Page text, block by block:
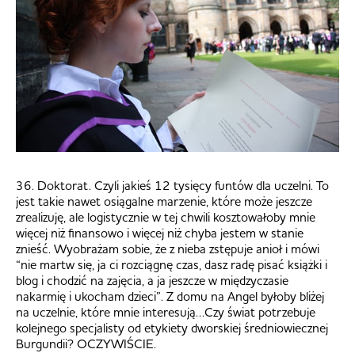
36. Doktorat. Czyli jakieś 12 tysięcy funtów dla uczelni. To
jest takie nawet osiągalne marzenie, które może jeszcze
zrealizuję, ale logistycznie w tej chwili kosztowałoby mnie
więcej niż finansowo i więcej niż chyba jestem w stanie
znieść. Wyobrażam sobie, że z nieba zstępuje anioł i mówi
“nie martw się, ja ci rozciągnę czas, dasz radę pisać książki i
blog i chodzić na zajęcia, a ja jeszcze w międzyczasie
nakarmię i ukocham dzieci”. Z domu na Angel byłoby bliżej
na uczelnie, które mnie interesują…Czy świat potrzebuje
kolejnego specjalisty od etykiety dworskiej średniowiecznej
Burgundii? OCZYWIŚCIE.